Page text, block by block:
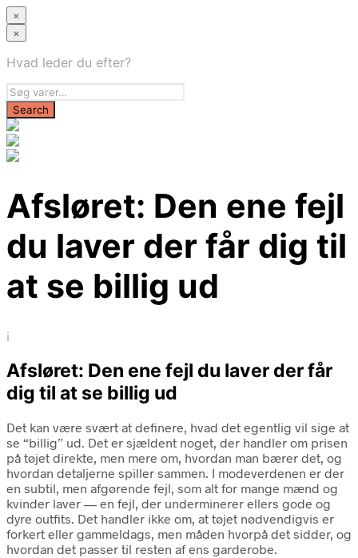
×
×
Hvad leder du efter?
Afsløret: Den ene fejl
du laver der får dig til
at se billig ud
i
Afsløret: Den ene fejl du laver der får
dig til at se billig ud
Det kan være svært at definere, hvad det egentlig vil sige at
se “billig” ud. Det er sjældent noget, der handler om prisen
på tøjet direkte, men mere om, hvordan man bærer det, og
hvordan detaljerne spiller sammen. I modeverdenen er der
en subtil, men afgørende fejl, som alt for mange mænd og
kvinder laver — en fejl, der underminerer ellers gode og
dyre outfits. Det handler ikke om, at tøjet nødvendigvis er
forkert eller gammeldags, men måden hvorpå det sidder, og
hvordan det passer til resten af ens garderobe.